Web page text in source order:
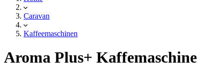
Caravan
Kaffeemaschinen
Aroma Plus+ Kaffemaschine